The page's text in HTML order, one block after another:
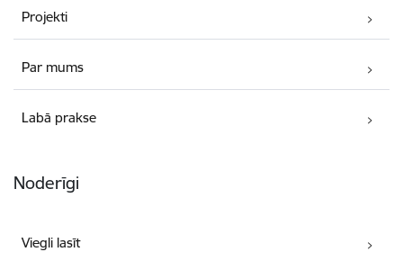
Projekti
Par mums
Labā prakse
Noderīgi
Viegli lasīt